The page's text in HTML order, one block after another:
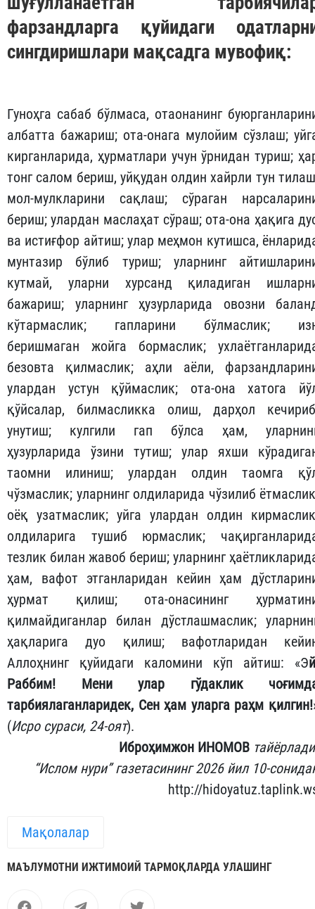
фарзандларга қуйидаги
сингдиришлари мақсадга мувофиқ:
Гуноҳга сабаб бўлмаса, отаонанинг
албатта бажариш; ота-онага мулойим сўзлаш;
кирганларида, ҳурматлари учун ўрнидан туриш;
тонг салом бериш, уйқудан олдин хайрли тун
мол-мулкларини сақлаш; сўраган
бериш; улардан маслаҳат сўраш; ота-она ҳақига
ва истиғфор айтиш; улар меҳмон кутишса,
мунтазир бўлиб туриш; уларнинг
кутмай, уларни хурсанд қиладиган
бажариш; уларнинг ҳузурларида овозни
кўтармаслик; гапларини бўлмаслик;
беришмаган жойга бормаслик;
безовта қилмаслик; аҳли аёли,
улардан устун қўймаслик; ота-она хатога
қўйсалар, билмасликка олиш, дарҳол
унутиш; кулгили гап бўлса ҳам,
ҳузурларида ўзини тутиш; улар яхши
таомни илиниш; улардан олдин таомга
чўзмаслик; уларнинг олдиларида чўзилиб
оёқ узатмаслик; уйга улардан олдин
олдиларига тушиб юрмаслик;
тезлик билан жавоб бериш; уларнинг
ҳам, вафот этганларидан кейин ҳам
ҳурмат қилиш; ота-онасининг
қилмайдиганлар билан дўстлашмаслик;
ҳақларига дуо қилиш; вафотларидан
Аллоҳнинг қуйидаги каломини кўп айтиш: «Э
Раббим! Мени улар гўдаклик
тарбиялаганларидек, Сен ҳам уларга раҳм қилгин!
(Исро сураси, 24-оят).
Иброҳимжон ИНОМОВ
“Ислом нури” газетасининг 2026 йил 10-
http://
Мақолалар
МАЪЛУМОТНИ ИЖТИМОИЙ ТАРМОҚЛАРДА УЛАШИНГ